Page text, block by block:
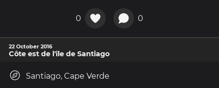
0 0
22 October 2016
Côte est de l'île de Santiago
Santiago, Cape Verde